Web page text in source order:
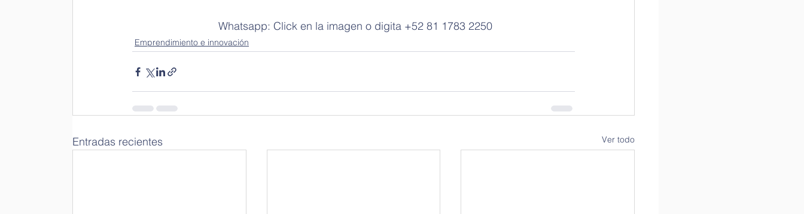
Whatsapp: Click en la imagen o digita +52 81 1783 2250
Emprendimiento e innovación
Entradas recientes Ver todo